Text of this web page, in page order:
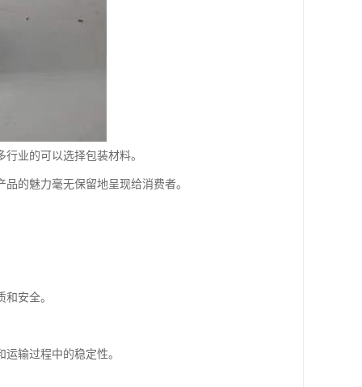
业的可以选择包装材料。
的魅力毫无保留地呈现给消费者。
安全。
输过程中的稳定性。